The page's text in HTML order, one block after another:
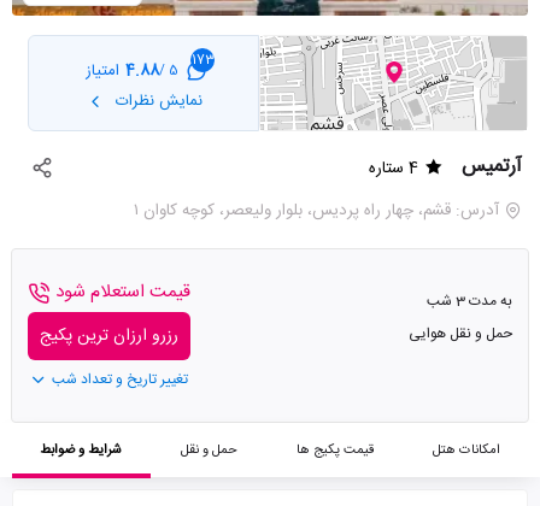
173
5 /
4.88 امتیاز
نمایش نظرات
آرتمیس
4 ستاره
آدرس: قشم، چهار راه پردیس، بلوار ولیعصر، کوچه کاوان ۱
به مدت 3 شب
حمل و نقل هوایی
قیمت استعلام شود
رزرو ارزان ترین پکیج
تغییر تاریخ و تعداد شب
امکانات هتل قیمت پکیج ها حمل و نقل شرایط و ضوابط